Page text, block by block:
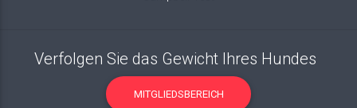
Verfolgen Sie das Gewicht Ihres Hundes
MITGLIEDSBEREICH